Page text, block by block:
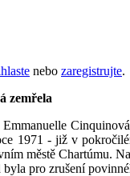
nebo zaregistrujte.
zemřela
1971 - již v
městě Chartúmu.
pro zrušení